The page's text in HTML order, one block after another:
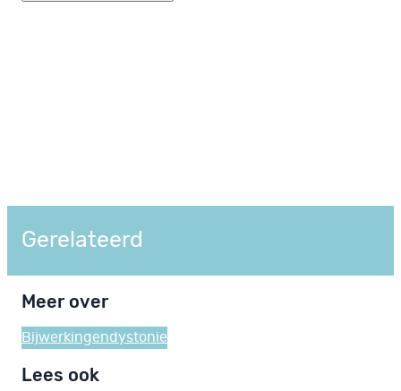
Gerelateerd
Meer over
Bijwerkingendystonie
Lees ook